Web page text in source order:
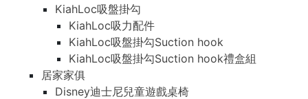
KiahLoc吸盤掛勾
KiahLoc吸力配件
KiahLoc吸盤掛勾Suction hook
KiahLoc吸盤掛勾Suction hook禮盒組
居家家俱
Disney迪士尼兒童遊戲桌椅